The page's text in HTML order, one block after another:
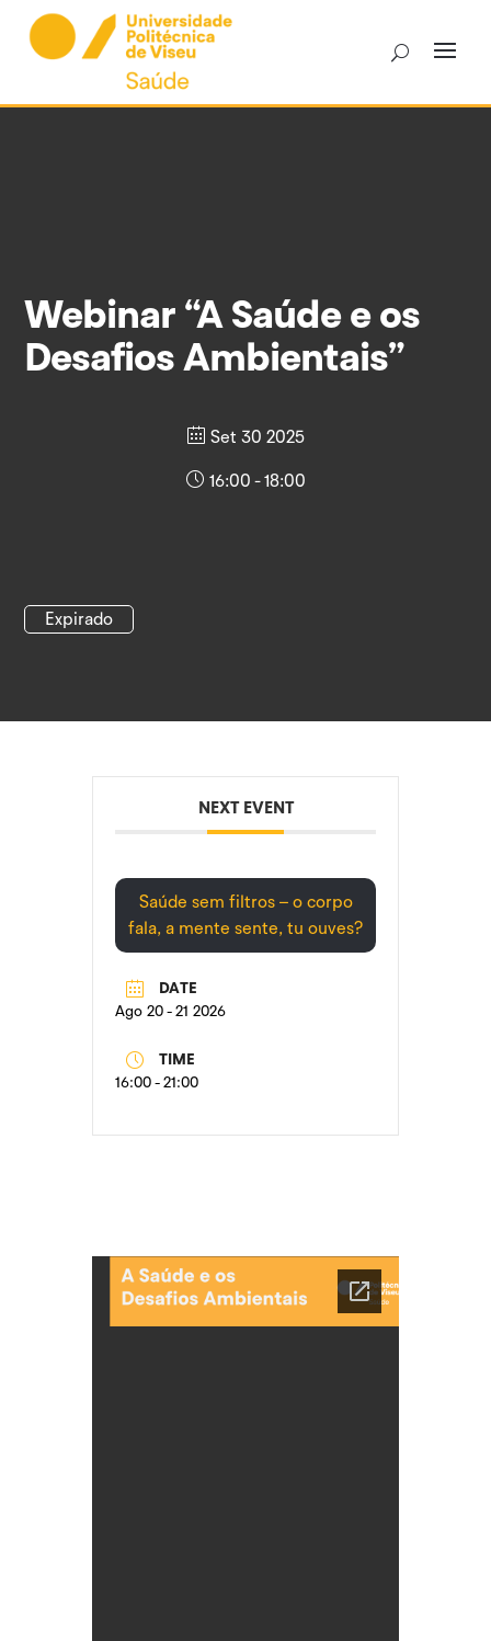
content
Webinar “A Saúde e os
Desafios Ambientais”
Set 30 2025
Expirado
16:00 - 18:00
NEXT EVENT
Saúde sem filtros – o corpo
fala, a mente sente, tu ouves?
DATE
Ago 20 - 21 2026
TIME
16:00 - 21:00